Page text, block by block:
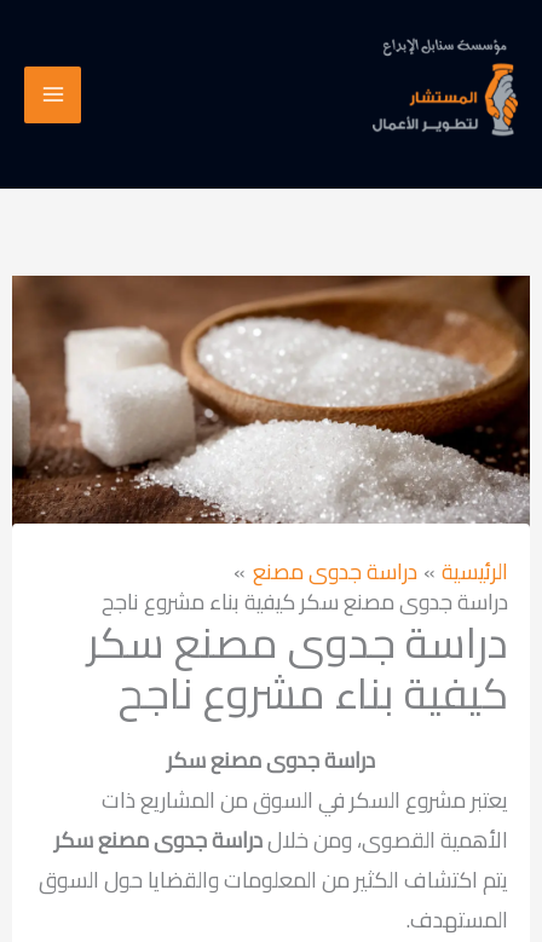
المحتوى
الرئيسية دراسة جدوى مصنع
دراسة جدوى مصنع سكر كيفية بناء مشروع ناجح
دراسة جدوى مصنع سكر
كيفية بناء مشروع ناجح
دراسة جدوى مصنع سكر
يعتبر مشروع السكر في السوق من المشاريع ذات
الأهمية القصوى، ومن خلالدراسة جدوى مصنع سكر
يتم اكتشاف الكثير من المعلومات والقضايا حول السوق
المستهدف.